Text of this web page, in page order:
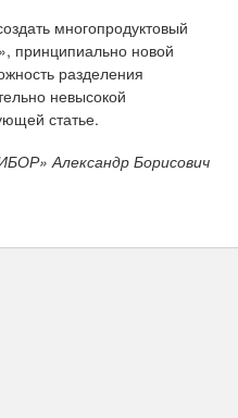
многопродуктовый
принципиально новой
разделения
невысокой
статье.
Александр Борисович